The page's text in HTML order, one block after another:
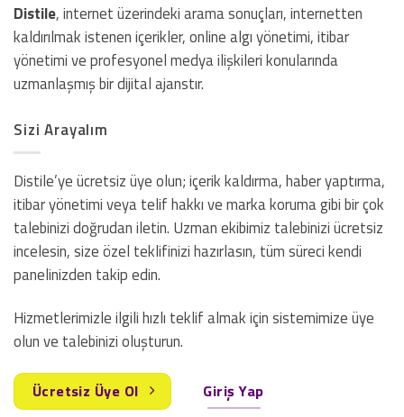
Distile, internet üzerindeki arama sonuçları, internetten
kaldırılmak istenen içerikler, online algı yönetimi, itibar
yönetimi ve profesyonel medya ilişkileri konularında
uzmanlaşmış bir dijital ajanstır.
Sizi Arayalım
Distile’ye ücretsiz üye olun; içerik kaldırma, haber yaptırma,
itibar yönetimi veya telif hakkı ve marka koruma gibi bir çok
talebinizi doğrudan iletin. Uzman ekibimiz talebinizi ücretsiz
incelesin, size özel teklifinizi hazırlasın, tüm süreci kendi
panelinizden takip edin.
Hizmetlerimizle ilgili hızlı teklif almak için sistemimize üye
olun ve talebinizi oluşturun.
Ücretsiz Üye Ol Giriş Yap